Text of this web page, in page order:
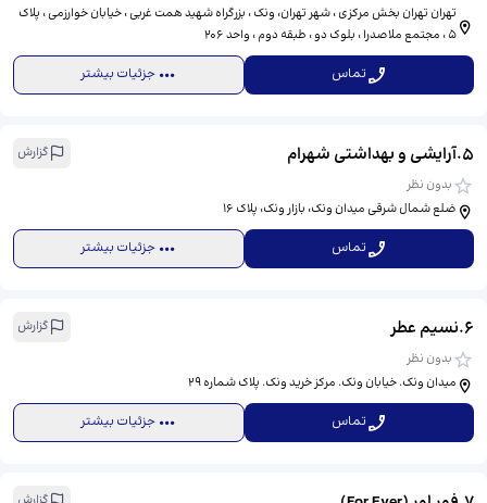
تهران تهران بخش مرکزی ، شهر تهران، ونک ، بزرگراه شهید همت غربی ، خیابان خوارزمی ، پلاک
5 ، مجتمع ملاصدرا ، بلوک دو ، طبقه دوم ، واحد 206
تماس جزئیات بیشتر
5
.آرایشی و بهداشتی شهرام
گزارش
بدون نظر
ضلع شمال شرقی میدان ونک، بازار ونک، پلاک 16
تماس جزئیات بیشتر
6
.نسیم عطر
گزارش
بدون نظر
میدان ونک. خیابان ونک. مرکز خرید ونک. پلاک شماره 29
تماس جزئیات بیشتر